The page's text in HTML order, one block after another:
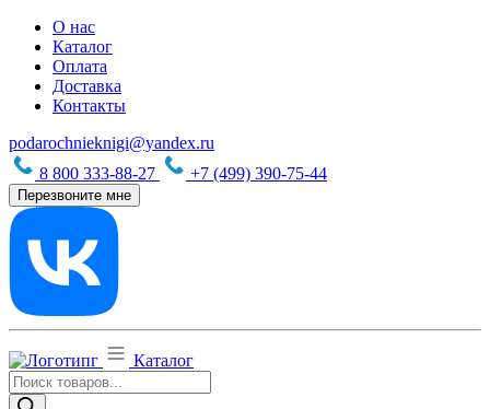
О нас
Каталог
Оплата
Доставка
Контакты
podarochnieknigi@yandex.ru
8 800 333-88-27
+7 (499) 390-75-44
Перезвоните мне
Каталог
Поиск
товаров